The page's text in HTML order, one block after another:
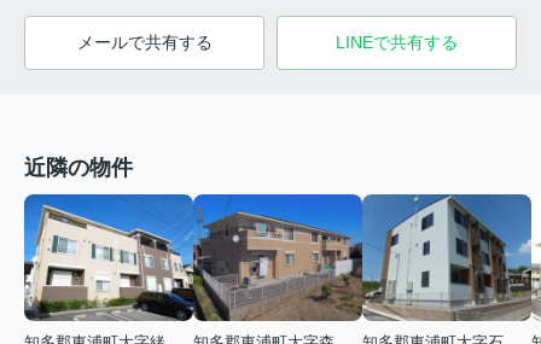
メールで共有する LINEで共有する
近隣の物件